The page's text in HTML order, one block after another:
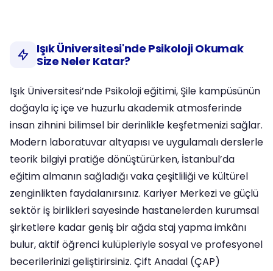
Işık Üniversitesi'nde Psikoloji Okumak
Size Neler Katar?
Işık Üniversitesi’nde Psikoloji eğitimi, Şile kampüsünün
doğayla iç içe ve huzurlu akademik atmosferinde
insan zihnini bilimsel bir derinlikle keşfetmenizi sağlar.
Modern laboratuvar altyapısı ve uygulamalı derslerle
teorik bilgiyi pratiğe dönüştürürken, İstanbul’da
eğitim almanın sağladığı vaka çeşitliliği ve kültürel
zenginlikten faydalanırsınız. Kariyer Merkezi ve güçlü
sektör iş birlikleri sayesinde hastanelerden kurumsal
şirketlere kadar geniş bir ağda staj yapma imkânı
bulur, aktif öğrenci kulüpleriyle sosyal ve profesyonel
becerilerinizi geliştirirsiniz. Çift Anadal (ÇAP)